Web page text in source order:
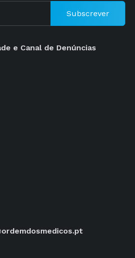
Subscrever
e Canal de Denúncias